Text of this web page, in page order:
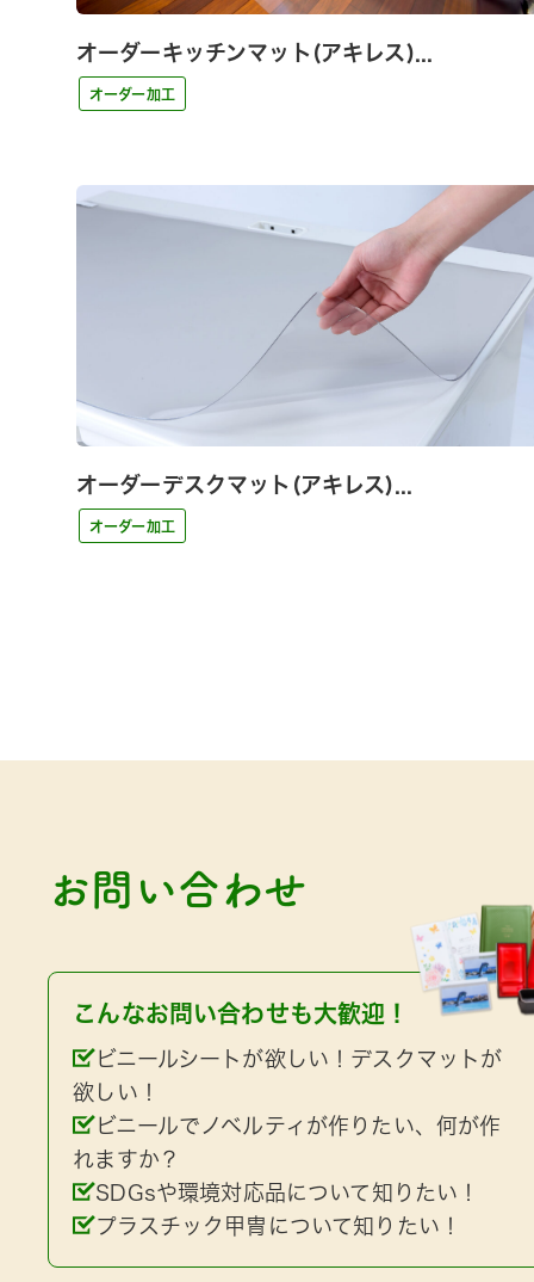
オーダーキッチンマット(アキレス)...
オーダー加工
オーダーデスクマット(アキレス)...
オーダー加工
お問い合わせ
こんなお問い合わせも大歓迎！
ビニールシートが欲しい！デスクマットが
欲しい！
ビニールでノベルティが作りたい、何が作
れますか？
SDGsや環境対応品について知りたい！
プラスチック甲冑について知りたい！